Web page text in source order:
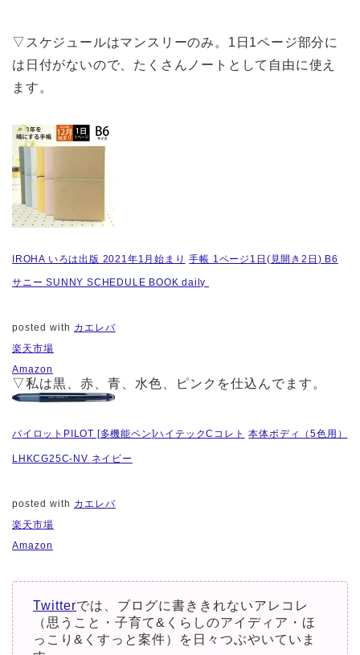
▽スケジュールはマンスリーのみ。1日1ページ部分に
は日付がないので、たくさんノートとして自由に使え
ます。
IROHA いろは出版 2021年1 月始まり 手帳 1ページ 1 日 ( 見開き 2 日 ) B6
サニー SUNNY SCHEDULE BOOK daily
posted with カエレバ
楽天市場
Amazon
▽私は黒、赤、青、水色、ピンクを仕込んでます。
パイロット PILOT [多機能ペン]ハイテックC コレト 本体ボディ（5色用）
LHKCG25C-NV ネイビー
posted with カエレバ
楽天市場
Amazon
Twitterでは、ブログに書ききれないアレコレ
（思うこと・子育て&くらしのアイディア・ほ
っこり&くすっと案件）を日々つぶやいていま